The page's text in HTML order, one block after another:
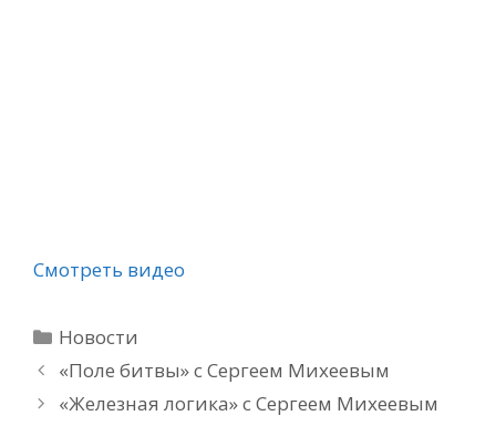
Смотреть видео
Рубрики
Новости
«Поле битвы» с Сергеем Михеевым
«Железная логика» с Сергеем Михеевым